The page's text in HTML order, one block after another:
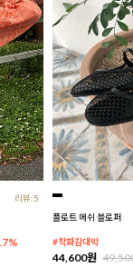
리뷰:5
플로트 메쉬 블로퍼
#착화감대박
44,600원